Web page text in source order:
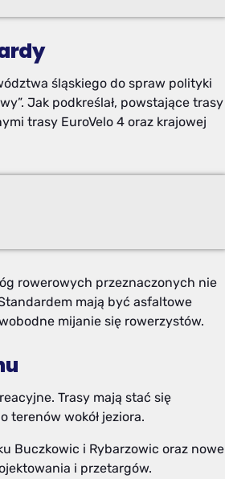
śląskiego do spraw polityki
Jak podkreślał, powstające trasy
trasy EuroVelo 4 oraz krajowej
rowerowych przeznaczonych nie
mają być asfaltowe
mijanie się rowerzystów.
Trasy mają stać się
terenów wokół jeziora.
Buczkowic i Rybarzowic oraz nowe
i przetargów.